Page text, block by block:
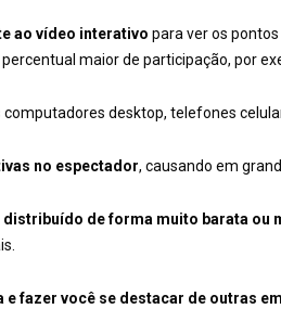
ao vídeo interativo para ver os
maior de participação, por
computadores desktop, telefones
no espectador, causando em
distribuído de forma muito barata ou
e fazer você se destacar de outras